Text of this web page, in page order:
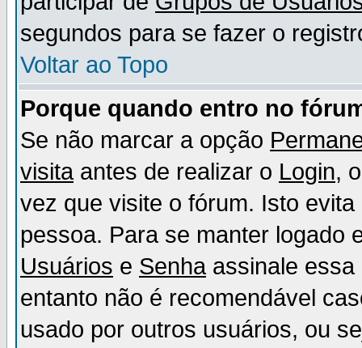
segundos para se fazer o
Voltar ao Topo
Porque quando entro no
Se não marcar a opção
visitaantes de realizar o Login,
vez que visite o fórum. Isto
pessoa. Para se manter
Usuários e Senhaassinale essa
entanto não é recomendável
usado por outros usuários, ou